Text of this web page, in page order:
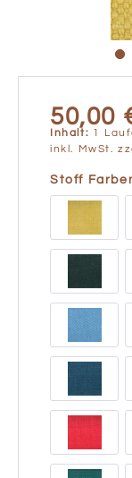
50,00
Inhalt: 1
inkl. MwSt.
Stoff